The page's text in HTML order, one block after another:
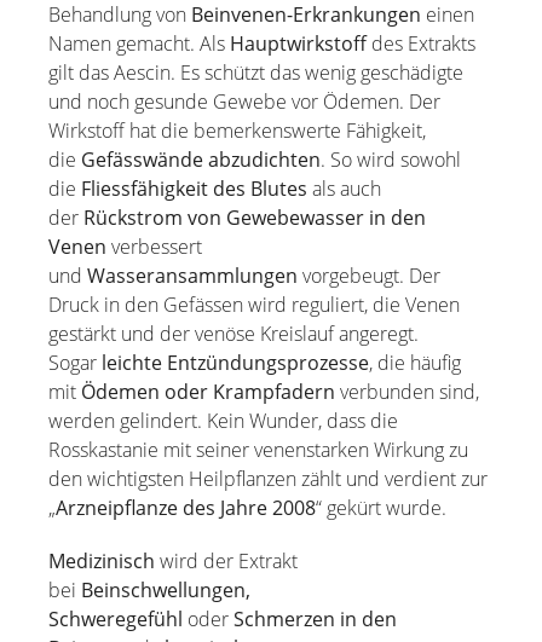
Teebaumöl
Teufelskralle
Thymian
Wacholder
Wallwurz
Weihrauch
Behandlung von Beinvenen-Erkrankungen einen
Namen gemacht. Als Hauptwirkstoff des Extrakts
gilt das Aescin. Es schützt das wenig geschädigte
und noch gesunde Gewebe vor Ödemen. Der
Wirkstoff hat die bemerkenswerte Fähigkeit,
die Gefässwände abzudichten. So wird sowohl
die Fliessfähigkeit des Blutes als auch
der Rückstrom von Gewebewasser in den
Venen verbessert
und Wasseransammlungen vorgebeugt. Der
Druck in den Gefässen wird reguliert, die Venen
gestärkt und der venöse Kreislauf angeregt.
Sogar leichte Entzündungsprozesse, die häufig
mit Ödemen oder Krampfadern verbunden sind,
werden gelindert. Kein Wunder, dass die
Rosskastanie mit seiner venenstarken Wirkung zu
den wichtigsten Heilpflanzen zählt und verdient zur
„Arzneipflanze des Jahre 2008“ gekürt wurde.
Medizinisch wird der Extrakt
bei Beinschwellungen,
Schweregefühl oderSchmerzen in den